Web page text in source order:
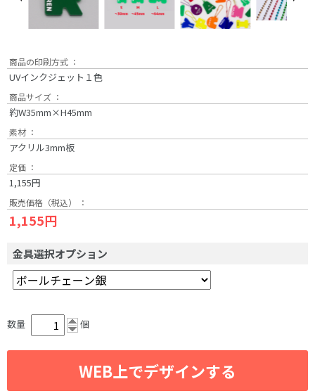
商品の印刷方式 ：
UVインクジェット１色
商品サイズ ：
約W35mm×H45mm
素材 ：
アクリル3mm板
定価 ：
1,155円
販売価格（税込） ：
1,155円
金具選択オプション
数量 個
WEB上でデザインする